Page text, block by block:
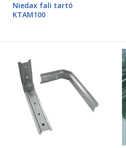
Niedax fali tartó
KTAM100